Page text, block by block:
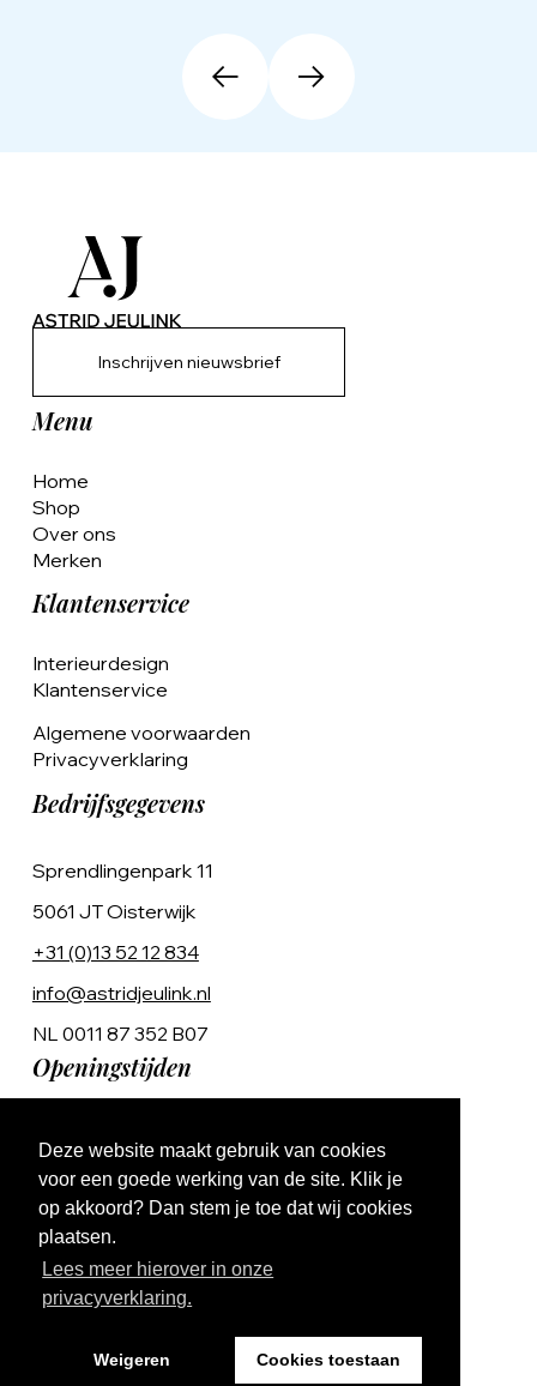
Deze website maakt gebruik van cookies
voor een goede werking van de site. Klik je
op akkoord? Dan stem je toe dat wij cookies
plaatsen.
Lees meer hierover in onze
privacyverklaring.
Weigeren Cookies toestaan
Inschrijven nieuwsbrief
Menu
Home
Shop
Over ons
Merken
Klantenservice
Interieurdesign
Klantenservice
Algemene voorwaarden
Privacyverklaring
Bedrijfsgegevens
Sprendlingenpark 11
5061 JT Oisterwijk
+31 (0)13 52 12 834
info@astridjeulink.nl
NL 0011 87 352 B07
Openingstijden
Ma t/m Vr 9:00 - 17:00
Website by The Cre8ion.Lab